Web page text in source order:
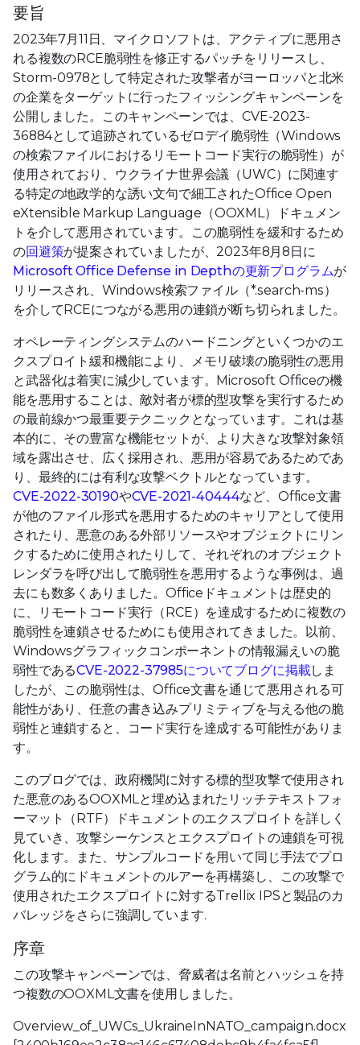
要旨
2023年7月11日、マイクロソフトは、アクティブに悪用さ
れる複数のRCE脆弱性を修正するパッチをリリースし、
Storm-0978として特定された攻撃者がヨーロッパと北米
の企業をターゲットに行ったフィッシングキャンペーンを
公開しました。このキャンペーンでは、CVE-2023-
36884として追跡されているゼロデイ脆弱性（Windows
の検索ファイルにおけるリモートコード実行の脆弱性）が
使用されており、ウクライナ世界会議（UWC）に関連す
る特定の地政学的な誘い文句で細工されたOffice Open
eXtensible Markup Language（OOXML）ドキュメン
トを介して悪用されています。この脆弱性を緩和するため
の回避策が提案されていましたが、2023年8月8日に
Microsoft Office Defense in Depthの更新プログラムが
リリースされ、Windows検索ファイル（*.search-ms）
を介してRCEにつながる悪用の連鎖が断ち切られました。
オペレーティングシステムのハードニングといくつかのエ
クスプロイト緩和機能により、メモリ破壊の脆弱性の悪用
と武器化は着実に減少しています。Microsoft Officeの機
能を悪用することは、敵対者が標的型攻撃を実行するため
の最前線かつ最重要テクニックとなっています。これは基
本的に、その豊富な機能セットが、より大きな攻撃対象領
域を露出させ、広く採用され、悪用が容易であるためであ
り、最終的には有利な攻撃ベクトルとなっています。
CVE-2022-30190やCVE-2021-40444など、Office文書
が他のファイル形式を悪用するためのキャリアとして使用
されたり、悪意のある外部リソースやオブジェクトにリン
クするために使用されたりして、それぞれのオブジェクト
レンダラを呼び出して脆弱性を悪用するような事例は、過
去にも数多くありました。Officeドキュメントは歴史的
に、リモートコード実行（RCE）を達成するために複数の
脆弱性を連鎖させるためにも使用されてきました。以前、
Windowsグラフィックコンポーネントの情報漏えいの脆
弱性であるCVE-2022-37985についてブログに掲載しま
したが、この脆弱性は、Office文書を通じて悪用される可
能性があり、任意の書き込みプリミティブを与える他の脆
弱性と連鎖すると、コード実行を達成する可能性がありま
す。
このブログでは、政府機関に対する標的型攻撃で使用され
た悪意のあるOOXMLと埋め込まれたリッチテキストフォ
ーマット（RTF）ドキュメントのエクスプロイトを詳しく
見ていき、攻撃シーケンスとエクスプロイトの連鎖を可視
化します。また、サンプルコードを用いて同じ手法でプロ
グラム的にドキュメントのルアーを再構築し、この攻撃で
使用されたエクスプロイトに対するTrellix IPSと製品のカ
バレッジをさらに強調しています.
序章
この攻撃キャンペーンでは、脅威者は名前とハッシュを持
つ複数のOOXML文書を使用しました。
Overview_of_UWCs_UkraineInNATO_campaign.docx